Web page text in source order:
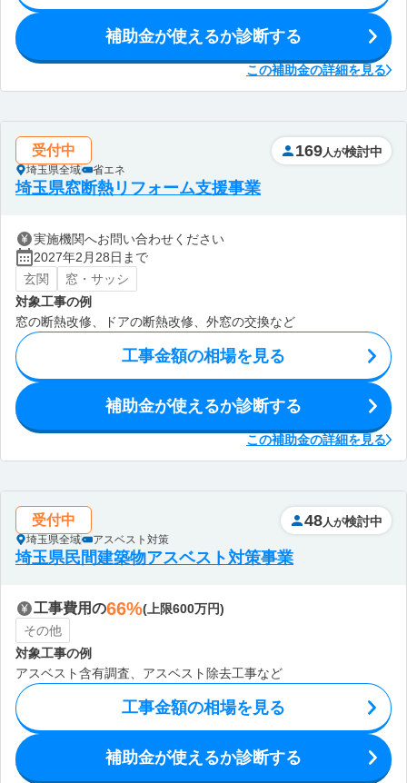
補助金が使えるか診断する
この補助金の詳細を見る
受付中
埼玉県全域 省エネ
169 人が検討中
埼玉県窓断熱リフォーム支援事業
実施機関へお問い合わせください
2027年2月28日まで
玄関
窓・サッシ
対象工事の例
窓の断熱改修、ドアの断熱改修、外窓の交換など
工事金額の相場を見る
補助金が使えるか診断する
この補助金の詳細を見る
受付中
埼玉県全域 アスベスト対策
48 人が検討中
埼玉県民間建築物アスベスト対策事業
工事費用の66%(上限600万円)
その他
対象工事の例
アスベスト含有調査、アスベスト除去工事など
工事金額の相場を見る
補助金が使えるか診断する